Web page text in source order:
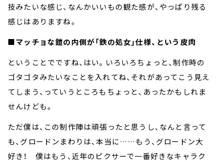
技みたいな感じ、なんかいいもの観た感が、やっぱり残る
感じはありますね。
■マッチョな鎧の内側が「鉄の処女」仕様、という皮肉
ということでですね、はい。いろいろちょっと、制作時の
ゴタゴタみたいなことを入れてね、それがあってこう見え
てしまう、っていうところもちょっと、あったかもしれま
せんけども。
ただ僕は、この制作陣は頑張ったと思うし、なんと言って
も、グロードンまわりは、本当に……もう、グロードン大
好き！ 僕はもう、近年のピクサーで一番好きなキャラク